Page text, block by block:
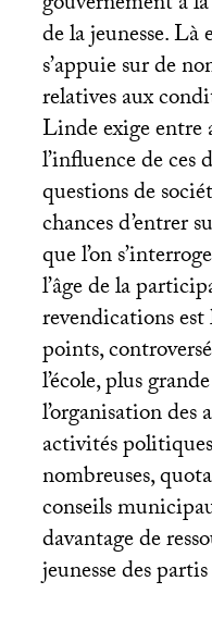
de la jeunesse.
s’appuie sur de
relatives aux
Linde exige entre
l’influence de ces
questions de
chances d’entrer
que l’on
l’âge de la
revendications
points,
l’école, plus
l’organisation des
activités
nombreuses,
conseils
davantage de
jeunesse des